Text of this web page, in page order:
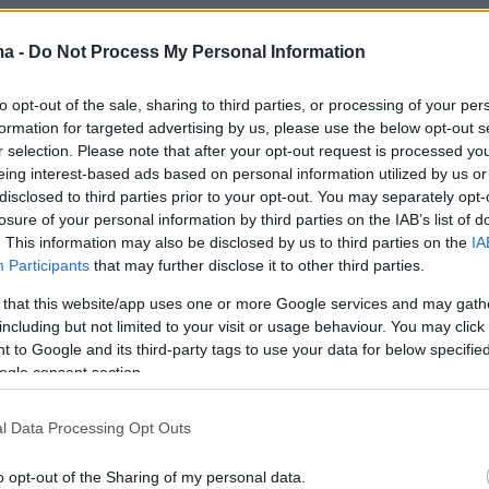
- Do Not Process My Personal Information
opt-out of the sale, sharing to third parties, or processing of your
for targeted advertising by us, please use the below opt-out
selection. Please note that after your opt-out request is processed
interest-based ads based on personal information utilized by us
to third parties prior to your opt-out. You may separately
of your personal information by third parties on the IAB’s list of
This information may also be disclosed by us to third parties on the
Participants that may further disclose it to other third parties.
that this website/app uses one or more Google services and may
but not limited to your visit or usage behaviour. You may
to Google and its third-party tags to use your data for below
consent section.
Data Processing Opt Outs
opt-out of the Sharing of my personal data.
post shared by Paris Skartsolias (@parisskartsolias)
που ο Πέτρος Φιλιππίδης έβγαινε από τη
να συνεργαστείς μαζί του;